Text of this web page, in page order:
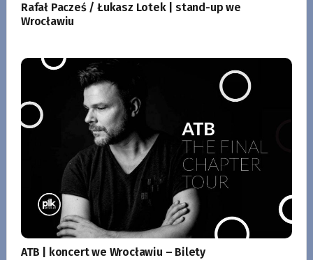
Rafał Pacześ / Łukasz Lotek | stand-up we
Wrocławiu
ATB | koncert we Wrocławiu – Bilety